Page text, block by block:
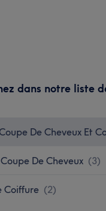
dans notre liste
De Cheveux Et
De Cheveux (3)
Coiffure (2)